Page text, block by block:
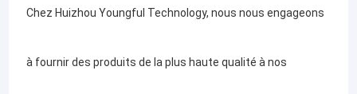
Chez Huizhou Youngful Technology, nous nous engageons
à fournir des produits de la plus haute qualité à nos